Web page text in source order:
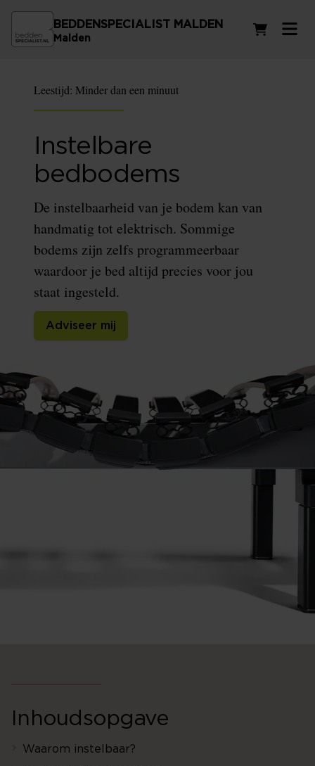
BEDDENSPECIALIST MALDEN
Malden
Leestijd: Minder dan een minuut
Instelbare
bedbodems
De instelbaarheid van je bodem kan van
handmatig tot elektrisch. Sommige
bodems zijn zelfs programmeerbaar
waardoor je bed altijd precies voor jou
staat ingesteld.
Adviseer mij
Inhoudsopgave
Waarom instelbaar?